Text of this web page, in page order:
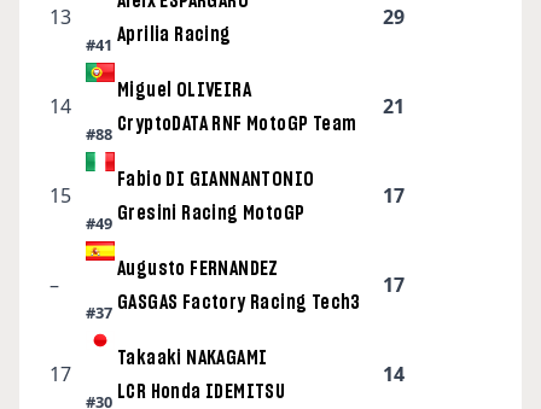
13
#41 Aprilia Racing
29
14
#88
Miguel OLIVEIRA
CryptoDATA RNF MotoGP Team
21
15
#49
Fabio DI GIANNANTONIO
Gresini Racing MotoGP
17
–
#37
Augusto FERNANDEZ
GASGAS Factory Racing Tech3
17
17
#30
Takaaki NAKAGAMI
LCR Honda IDEMITSU
14